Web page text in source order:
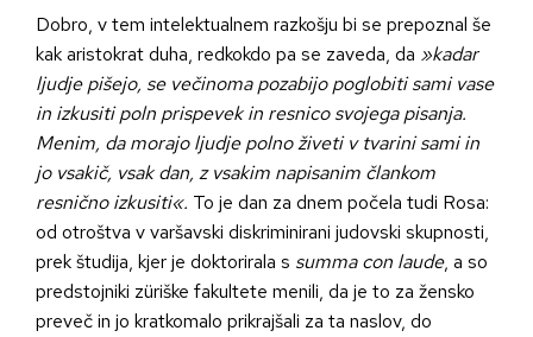
Dobro, v tem intelektualnem razkošju bi se prepoznal še
kak aristokrat duha, redkokdo pa se zaveda, da »kadar
ljudje pišejo, se večinoma pozabijo poglobiti sami vase
in izkusiti poln prispevek in resnico svojega pisanja.
Menim, da morajo ljudje polno živeti v tvarini sami in
jo vsakič, vsak dan, z vsakim napisanim člankom
resnično izkusiti«. To je dan za dnem počela tudi Rosa:
od otroštva v varšavski diskriminirani judovski skupnosti,
prek študija, kjer je doktorirala s summa con laude, a so
predstojniki züriške fakultete menili, da je to za žensko
preveč in jo kratkomalo prikrajšali za ta naslov, do